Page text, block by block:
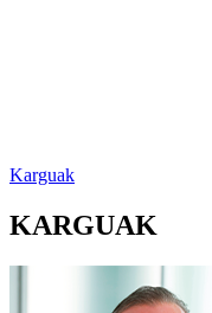
Karguak
KARGUAK